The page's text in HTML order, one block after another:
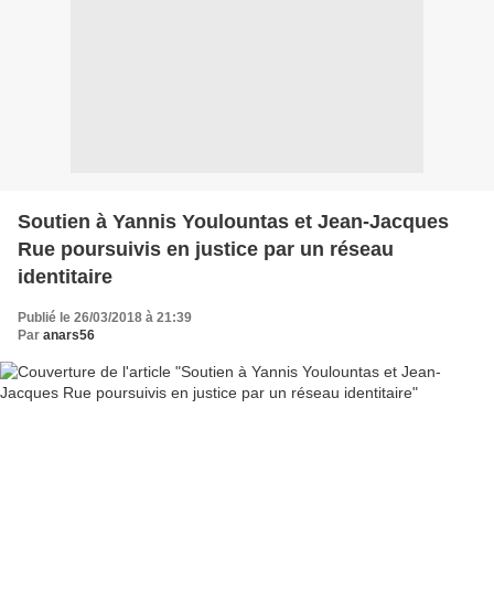
Soutien à Yannis Youlountas et Jean-Jacques
Rue poursuivis en justice par un réseau
identitaire
Publié le 26/03/2018 à 21:39
Par anars56